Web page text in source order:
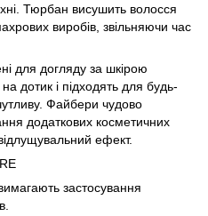
Тюрбан висушить волосся
виробів, звільняючи час
для догляду за шкірою
дотик і підходять для будь-
Файбери чудово
додаткових косметичних
ефект.
застосування